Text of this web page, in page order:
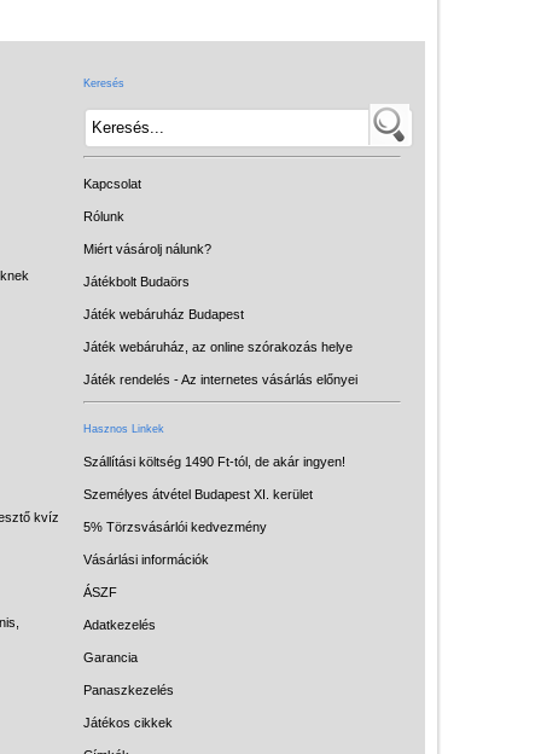
kvíz
Keresés
Kapcsolat
Rólunk
Miért vásárolj nálunk?
Játékbolt Budaörs
Játék webáruház Budapest
Játék webáruház, az online szórakozás helye
Játék rendelés - Az internetes vásárlás előnyei
Hasznos Linkek
Szállítási költség 1490 Ft-tól, de akár ingyen!
Személyes átvétel Budapest XI. kerület
5% Törzsvásárlói kedvezmény
Vásárlási információk
ÁSZF
Adatkezelés
Garancia
Panaszkezelés
Játékos cikkek
Intelligens gyurma
Licenszes TOP
gyerekajándékok
LOGICO
LÜK